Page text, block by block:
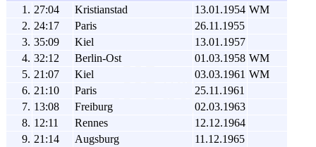
1. 27:04 Kristianstad 13.01.1954 WM
2. 24:17 Paris
26.11.1955
3. 35:09 Kiel
13.01.1957
4. 32:12 Berlin-Ost 01.03.1958 WM
5. 21:07 Kiel 03.03.1961 WM
6. 21:10 Paris
25.11.1961
7. 13:08 Freiburg
02.03.1963
8. 12:11 Rennes
12.12.1964
9. 21:14 Augsburg
11.12.1965